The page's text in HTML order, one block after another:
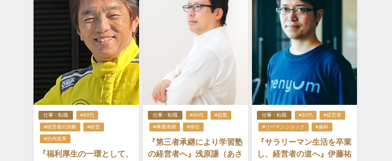
仕事・転職 #60代
#経営者の決断 #経営
#社内改革
『福利厚生の一環として、
仕事・転職 #40代 #起業
#事業承継 #移住
『第三者承継により学習塾
の経営者へ』浅原謙（あさ
仕事・転職 #30代 #経営者
#リーマンショック #歯科
『サラリーマン生活を卒業
し、経営者の道へ』伊藤祐